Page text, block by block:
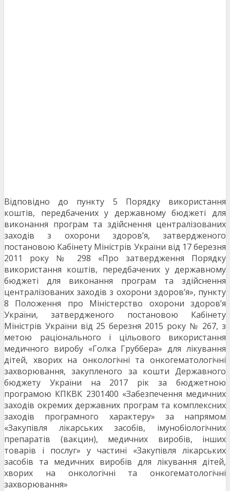
Відповідно до пункту 5 Порядку використання
коштів, передбачених у державному бюджеті для
виконання програм та здійснення централізованих
заходів з охорони здоров’я, затвердженого
постановою Кабінету Міністрів України від 17 березня
2011 року № 298 «Про затвердження Порядку
використання коштів, передбачених у державному
бюджеті для виконання програм та здійснення
централізованих заходів з охорони здоров’я», пункту
8 Положення про Міністерство охорони здоров’я
України, затвердженого постановою Кабінету
Міністрів України від 25 березня 2015 року № 267, з
метою раціонального і цільового використання
медичного виробу «Голка Груббера» для лікування
дітей, хворих на онкологічні та онкогематологічні
захворювання, закупленого за кошти Державного
бюджету України на 2017 рік за бюджетною
програмою КПКВК 2301400 «Забезпечення медичних
заходів окремих державних програм та комплексних
заходів програмного характеру» за напрямом
«Закупівля лікарських засобів, імунобіологічних
препаратів (вакцин), медичних виробів, інших
товарів і послуг» у частині «Закупівля лікарських
засобів та медичних виробів для лікування дітей,
хворих на онкологічні та онкогематологічні
захворювання»